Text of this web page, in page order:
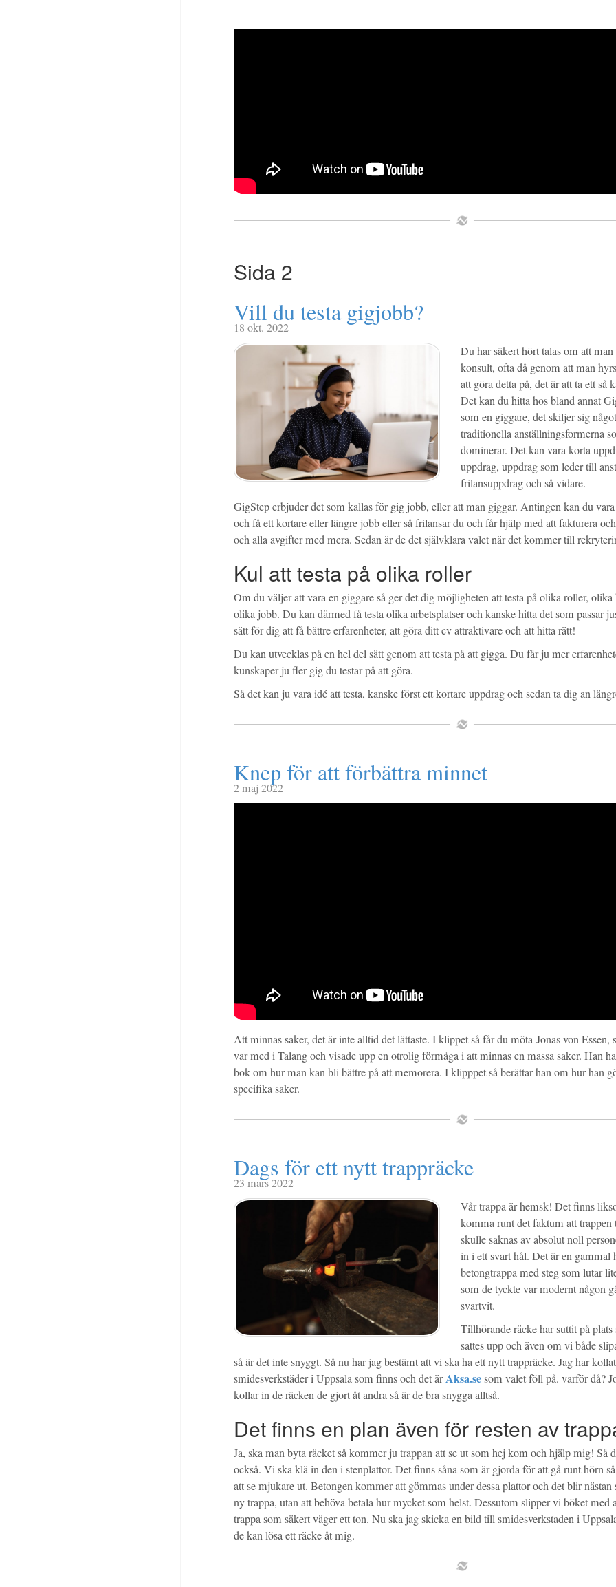
Sida 2
Vill du testa gigjobb?
18 okt. 2022
Du har säkert hört talas om att
konsult, ofta då genom att man
att göra detta på, det är att ta ett så
Det kan du hitta hos bland annat
som en giggare, det skiljer sig
traditionella anställningsformerna
dominerar. Det kan vara korta
uppdrag, uppdrag som leder till
frilansuppdrag och så vidare.
GigStep erbjuder det som kallas för gig jobb, eller att man giggar. Antingen kan du
och få ett kortare eller längre jobb eller så frilansar du och får hjälp med att fakturera
och alla avgifter med mera. Sedan är de det självklara valet när det kommer till
Kul att testa på olika roller
Om du väljer att vara en giggare så ger det dig möjligheten att testa på olika roller, olika
olika jobb. Du kan därmed få testa olika arbetsplatser och kanske hitta det som passar
sätt för dig att få bättre erfarenheter, att göra ditt cv attraktivare och att hitta rätt!
Du kan utvecklas på en hel del sätt genom att testa på att gigga. Du får ju mer
kunskaper ju fler gig du testar på att göra.
Så det kan ju vara idé att testa, kanske först ett kortare uppdrag och sedan ta dig an
Knep för att förbättra minnet
2 maj 2022
Att minnas saker, det är inte alltid det lättaste. I klippet så får du möta Jonas von Essen,
var med i Talang och visade upp en otrolig förmåga i att minnas en massa saker. Han
bok om hur man kan bli bättre på att memorera. I klipppet så berättar han om hur han
specifika saker.
Dags för ett nytt trappräcke
23 mars 2022
Vår trappa är hemsk! Det finns
komma runt det faktum att trappen
skulle saknas av absolut noll
in i ett svart hål. Det är en gammal
betongtrappa med steg som lutar
som de tyckte var modernt någon
svartvit.
Tillhörande räcke har suttit på plats
sattes upp och även om vi både
så är det inte snyggt. Så nu har jag bestämt att vi ska ha ett nytt trappräcke. Jag har
smidesverkstäder i Uppsala som finns och det ärAksa.sesom valet föll på. varför då?
kollar in de räcken de gjort åt andra så är de bra snygga alltså.
Det finns en plan även för resten av
Ja, ska man byta räcket så kommer ju trappan att se ut som hej kom och hjälp mig! Så
också. Vi ska klä in den i stenplattor. Det finns såna som är gjorda för att gå runt hörn
att se mjukare ut. Betongen kommer att gömmas under dessa plattor och det blir nästan
ny trappa, utan att behöva betala hur mycket som helst. Dessutom slipper vi böket med
trappa som säkert väger ett ton. Nu ska jag skicka en bild till smidesverkstaden i
de kan lösa ett räcke åt mig.